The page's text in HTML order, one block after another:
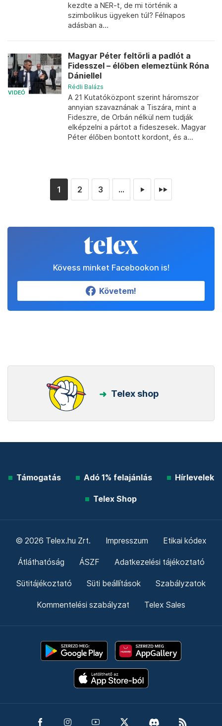
kezdte a NER-t, de mi történik a
szimbolikus ügyeken túl? Félnapos
adásban a...
VIDEÓ
Magyar Péter feltörli a padlót a
Fidesszel – élőben elemeztünk Róna
Dániellel
Rédli Balázs
A 21 Kutatóközpont szerint háromszor
annyian szavaznának a Tiszára, mint a
Fideszre, de Orbán nélkül nem tudják
elképzelni a pártot a fideszesek. Magyar
Péter élőben bontott kordont, és a...
1 2 3 ... ► ►►
Kövess minket Facebookon is!
Követem!
Telex shop
Támogatás Adó 1% felajánlás Hírlevelek
Telex Shop
© 2026 Telex.hu Zrt. Impresszum Etikai kódex
Átláthatóság ÁSZF Adatkezelési tájékoztató
Sütitájékoztató Süti beállítások Szabályzatok
Kommentelési szabályzat Telex Sales